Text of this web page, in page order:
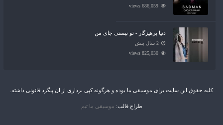
686,059 views
دنیا پرهیزگار - تو نیستی جای من
2 سال پیش
825,030 views
کلیه حقوق این سایت برای موسیقی ما بوده و هرگونه کپی برداری از ان پیگرد قانونی داشته.
طراح قالب: موسیقی ما تیم